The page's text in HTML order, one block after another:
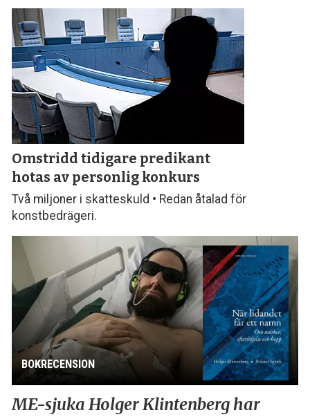
Omstridd tidigare predikant
hotas av personlig konkurs
Två miljoner i skatteskuld • Redan åtalad för
konstbedrägeri.
BOKRECENSION
ME-sjuka Holger Klintenberg har